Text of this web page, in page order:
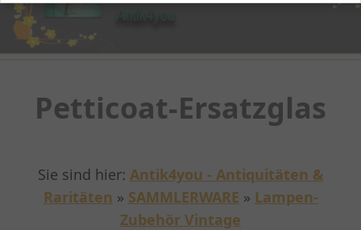
Petticoat-Ersatzglas
Sie sind hier: Antik4you - Antiquitäten &
Raritäten » SAMMLERWARE » Lampen-
Zubehör Vintage